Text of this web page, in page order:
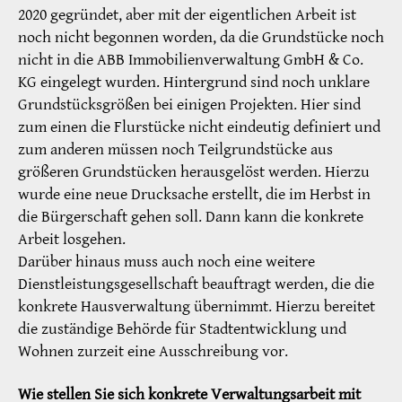
2020 gegründet, aber mit der eigentlichen Arbeit ist
noch nicht begonnen worden, da die Grundstücke noch
nicht in die ABB Immobilienverwaltung GmbH & Co.
KG eingelegt wurden. Hintergrund sind noch unklare
Grundstücksgrößen bei einigen Projekten. Hier sind
zum einen die Flurstücke nicht eindeutig definiert und
zum anderen müssen noch Teilgrundstücke aus
größeren Grundstücken herausgelöst werden. Hierzu
wurde eine neue Drucksache erstellt, die im Herbst in
die Bürgerschaft gehen soll. Dann kann die konkrete
Arbeit losgehen.
Darüber hinaus muss auch noch eine weitere
Dienstleistungsgesellschaft beauftragt werden, die die
konkrete Hausverwaltung übernimmt. Hierzu bereitet
die zuständige Behörde für Stadtentwicklung und
Wohnen zurzeit eine Ausschreibung vor.
Wie stellen Sie sich konkrete Verwaltungsarbeit mit